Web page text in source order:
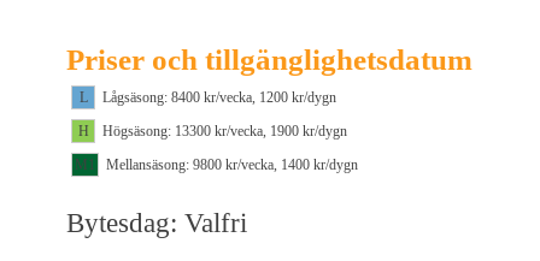
Priser och tillgänglighetsdatum
L
Lågsäsong: 8400 kr/vecka, 1200 kr/dygn
H
Högsäsong: 13300 kr/vecka, 1900 kr/dygn
M1
Mellansäsong: 9800 kr/vecka, 1400 kr/dygn
Bytesdag: Valfri